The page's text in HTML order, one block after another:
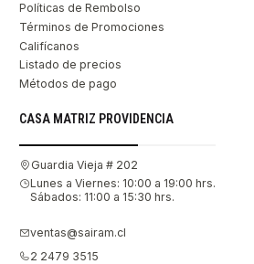
Políticas de Rembolso
Términos de Promociones
Califícanos
Listado de precios
Métodos de pago
CASA MATRIZ PROVIDENCIA
Guardia Vieja # 202
Lunes a Viernes: 10:00 a 19:00 hrs.
Sábados: 11:00 a 15:30 hrs.
ventas@sairam.cl
2 2479 3515